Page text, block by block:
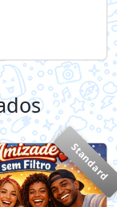
+
Standard